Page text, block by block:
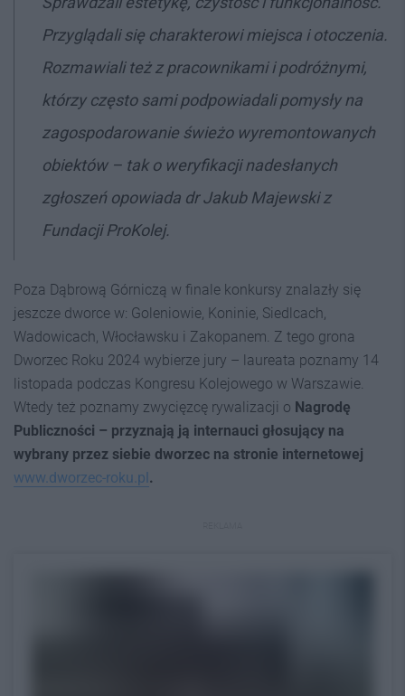
Przyglądali się charakterowi miejsca i otoczenia.
Rozmawiali też z pracownikami i podróżnymi,
którzy często sami podpowiadali pomysły na
zagospodarowanie świeżo wyremontowanych
obiektów – tak o weryfikacji nadesłanych
zgłoszeń opowiada dr Jakub Majewski z
Fundacji ProKolej.
Poza Dąbrową Górniczą w finale konkursy znalazły się
jeszcze dworce w: Goleniowie, Koninie, Siedlcach,
Wadowicach, Włocławsku i Zakopanem. Z tego grona
Dworzec Roku 2024 wybierze jury – laureata poznamy 14
listopada podczas Kongresu Kolejowego w Warszawie.
Wtedy też poznamy zwycięzcę rywalizacji o Nagrodę
Publiczności – przyznają ją internauci głosujący na
wybrany przez siebie dworzec na stronie internetowej
www.dworzec-roku.pl.